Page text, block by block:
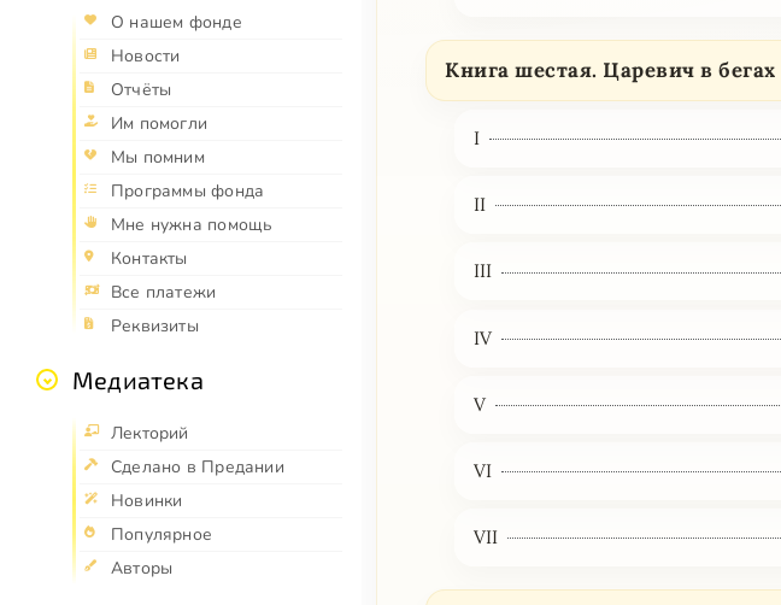
О нашем фонде
Новости
Отчёты
Им помогли
Мы помним
Программы фонда
Мне нужна помощь
Контакты
Все платежи
Реквизиты
Медиатека
Лекторий
Сделано в Предании
Новинки
Популярное
Авторы
Книга шестая. Царевич в бегах
I
II
III
IV
V
VI
VII